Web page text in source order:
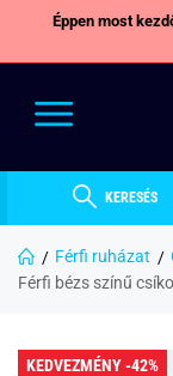
Éppen most
KERESÉS
Férfi ruházat
Férfi bézs színű
KEDVEZMÉNY -42%